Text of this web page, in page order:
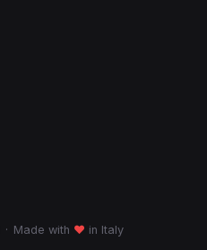
· Made with ♥ in Italy